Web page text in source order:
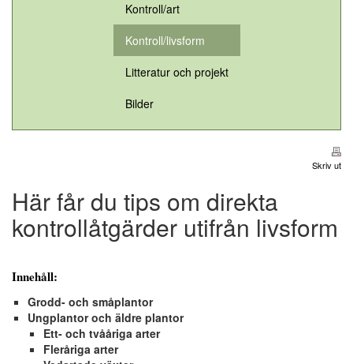
Kontroll/art
Kontroll/livsform
Litteratur och projekt
Bilder
Skriv ut
Här får du tips om direkta
kontrollåtgärder utifrån livsform
Innehåll:
Grodd- och småplantor
Ungplantor och äldre plantor
Ett- och tvååriga arter
Fleråriga arter